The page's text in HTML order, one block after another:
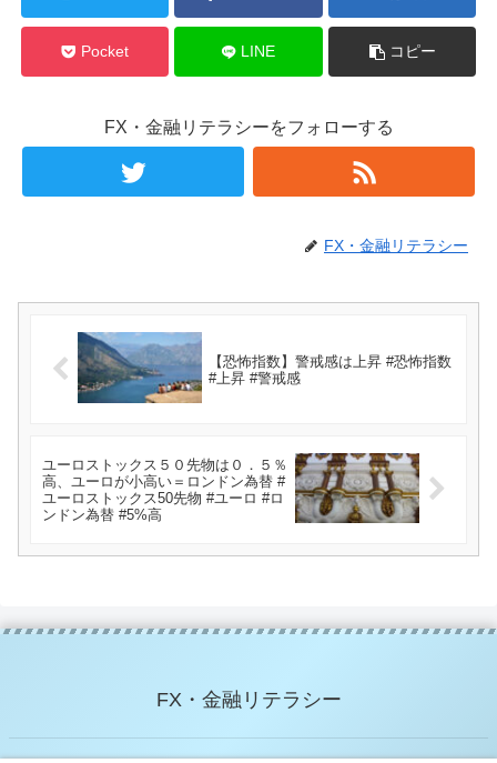
Pocket LINE コピー
FX・金融リテラシーをフォローする
FX・金融リテラシー
【恐怖指数】警戒感は上昇 #恐怖指数
#上昇 #警戒感
ユーロストックス５０先物は０．５％
高、ユーロが小高い＝ロンドン為替 #
ユーロストックス50先物 #ユーロ #ロ
ンドン為替 #5%高
FX・金融リテラシー